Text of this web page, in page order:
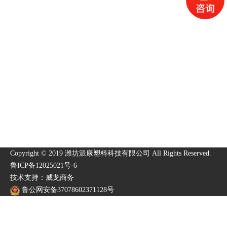
Copyright © 2019 潍坊派康塑料科技有限公司 All Rights Reserved.
鲁ICP备12025021号-6
技术支持：威龙商务
鲁公网安备37078602371128号